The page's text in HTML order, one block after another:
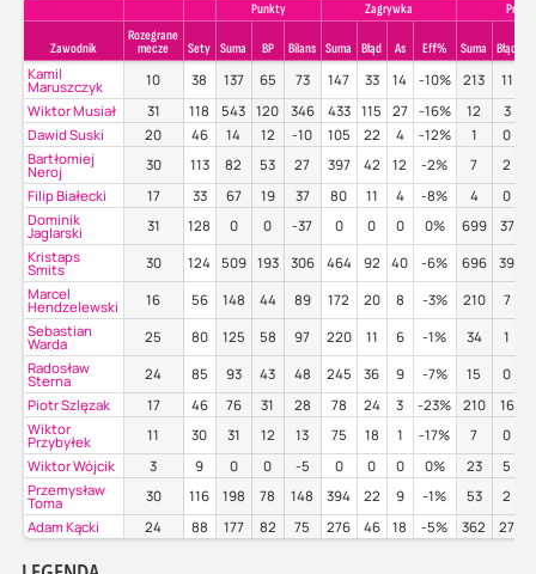
Punkty Zagrywka
Zawodnik
Rozegrane
mecze
Sety Suma BP Bilans Suma Błąd As Eff% Suma Błąd
Kamil
Maruszczyk 10 38 137 65 73 147 33 14 -10% 213 11
Wiktor Musiał
31 118 543 120 346 433 115 27 -16% 12 3
Dawid Suski
20 46 14 12 -10 105 22 4 -12% 1 0
Bartłomiej
Neroj 30 113 82 53 27 397 42 12 -2% 7 2
Filip Białecki
17 33 67 19 37 80 11 4 -8% 4 0
Dominik
Jaglarski 31 128 0 0 -37 0 0 0 0% 699 37
Kristaps
Smits 30 124 509 193 306 464 92 40 -6% 696 39
Marcel
Hendzelewski 16 56 148 44 89 172 20 8 -3% 210 7
Sebastian
Warda 25 80 125 58 97 220 11 6 -1% 34 1
Radosław
Sterna 24 85 93 43 48 245 36 9 -7% 15 0
Piotr Szlęzak
17 46 76 31 28 78 24 3 -23% 210 16
Wiktor
Przybyłek 11 30 31 12 13 75 18 1 -17% 7 0
Wiktor Wójcik
3 9 0 0 -5 0 0 0 0% 23 5
Przemysław
Toma 30 116 198 78 148 394 22 9 -1% 53 2
Adam Kącki
24 88 177 82 75 276 46 18 -5% 362 27